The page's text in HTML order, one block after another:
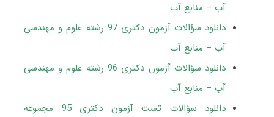
آب – منابع آب
دانلود سؤالات آزمون دکتری 97 رشته علوم و مهندسی
آب – منابع آب
دانلود سؤالات آزمون دکتری 96 رشته علوم و مهندسی
آب – منابع آب
دانلود سؤالات تست آزمون دکتری 95 مجموعه